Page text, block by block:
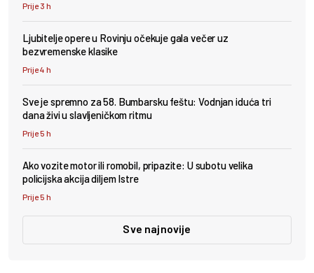
Prije 3 h
Ljubitelje opere u Rovinju očekuje gala večer uz
bezvremenske klasike
Prije 4 h
Sve je spremno za 58. Bumbarsku feštu: Vodnjan iduća tri
dana živi u slavljeničkom ritmu
Prije 5 h
Ako vozite motor ili romobil, pripazite: U subotu velika
policijska akcija diljem Istre
Prije 5 h
Sve najnovije